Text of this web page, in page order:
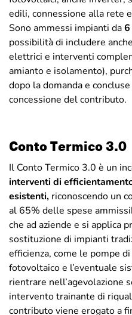
edili, connessione alla rete
Sono ammessi impianti da
possibilità di includere
elettrici e interventi
amianto e isolamento),
dopo la domanda e
concessione del contributo.
Conto Termico 3.0
Il Conto Termico 3.0 è un
interventi di
esistenti, riconoscendo un
al 65% delle spese
che ad aziende e si applica
sostituzione di impianti
efficienza, come le pompe
fotovoltaico e l’eventuale
rientrare nell’agevolazione
intervento trainante di
contributo viene erogato a